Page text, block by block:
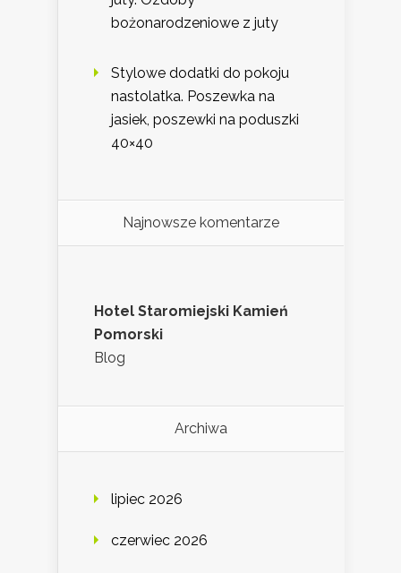
bożonarodzeniowe z juty
Stylowe dodatki do pokoju
nastolatka. Poszewka na
jasiek, poszewki na poduszki
40×40
Najnowsze komentarze
Hotel Staromiejski Kamień
Pomorski
Blog
Archiwa
lipiec 2026
czerwiec 2026